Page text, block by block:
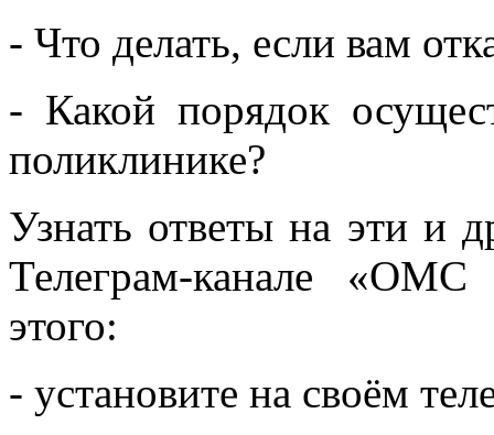
- Что делать, если вам
- Какой порядок
поликлинике?
Узнать ответы на эти и
Телеграм-канале
этого:
- установите на своём